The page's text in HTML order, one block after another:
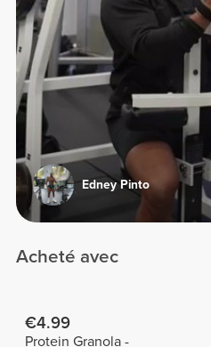
Edney Pinto
Acheté avec
€4.99
Protein Granola -